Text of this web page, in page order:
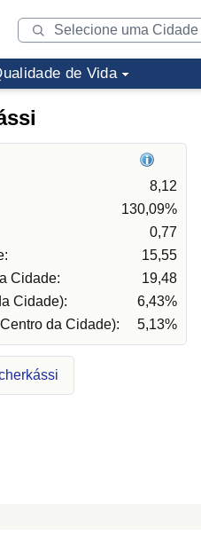
de Vida
8,12
130,09%
0,77
15,55
Cidade:
19,48
Cidade):
6,43%
da Cidade):
5,13%